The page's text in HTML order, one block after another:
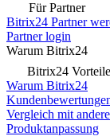
Für Partner
Bitrix24 Partner
Partner login
Warum Bitrix24
Bitrix24 Vorteile
Warum Bitrix24
Vergleich mit
Produktanpassung